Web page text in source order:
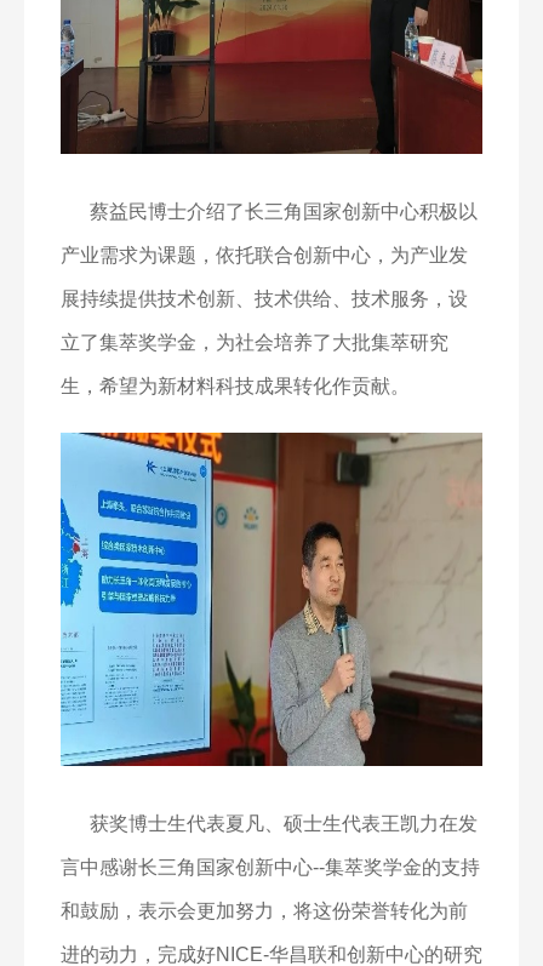
蔡益民博士介绍了长三角国家创新中心积极以
产业需求为课题，依托联合创新中心，为产业发
展持续提供技术创新、技术供给、技术服务，设
立了集萃奖学金，为社会培养了大批集萃研究
生，希望为新材料科技成果转化作贡献。
获奖博士生代表夏凡、硕士生代表王凯力在发
言中感谢长三角国家创新中心--集萃奖学金的支持
和鼓励，表示会更加努力，将这份荣誉转化为前
进的动力，完成好NICE-华昌联和创新中心的研究